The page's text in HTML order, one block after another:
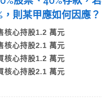
，則某甲應如何因應
核心持股1.2 萬元
核心持股2.1 萬元
核心持股1.2 萬元
核心持股2.1 萬元